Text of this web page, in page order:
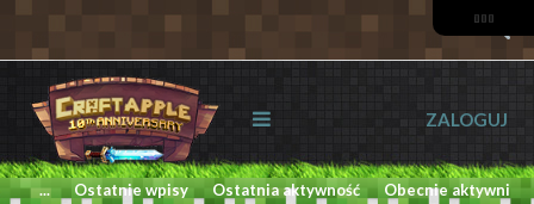
Obecnie aktywni
Ostatnia aktywność
Ostatnie wpisy
...
ZALOGUJ